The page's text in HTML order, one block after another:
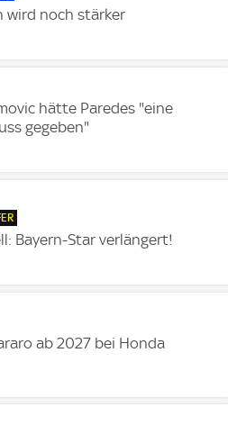
wird noch stärker
hätte Paredes "eine
gegeben"
Bayern-Star verlängert!
ab 2027 bei Honda